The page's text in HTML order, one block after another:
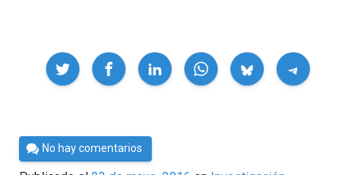
Compartir
Por
César
No hay comentarios